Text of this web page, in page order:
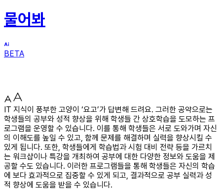
물어봐
BETA
IT 지식이 풍부한 고양이 ‘요고’가 답변해 드려요. 그러한 공약으로는
학생들의 공부와 성적 향상을 위해 학생들 간 상호학습을 도모하는 프
로그램을 운영할 수 있습니다. 이를 통해 학생들은 서로 도와가며 자신
의 이해도를 높일 수 있고, 함께 문제를 해결하며 실력을 향상시킬 수
있게 됩니다. 또한, 학생들에게 학습법과 시험 대비 전략 등을 가르치
는 워크샵이나 특강을 개최하여 공부에 대한 다양한 정보와 도움을 제
공할 수도 있습니다. 이러한 프로그램들을 통해 학생들은 자신의 학습
에 보다 효과적으로 집중할 수 있게 되고, 결과적으로 공부 실력과 성
적 향상에 도움을 받을 수 있습니다.